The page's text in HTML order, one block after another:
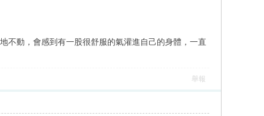
動，會感到有一股很舒服的氣灌進自己的身體，一直
舉報